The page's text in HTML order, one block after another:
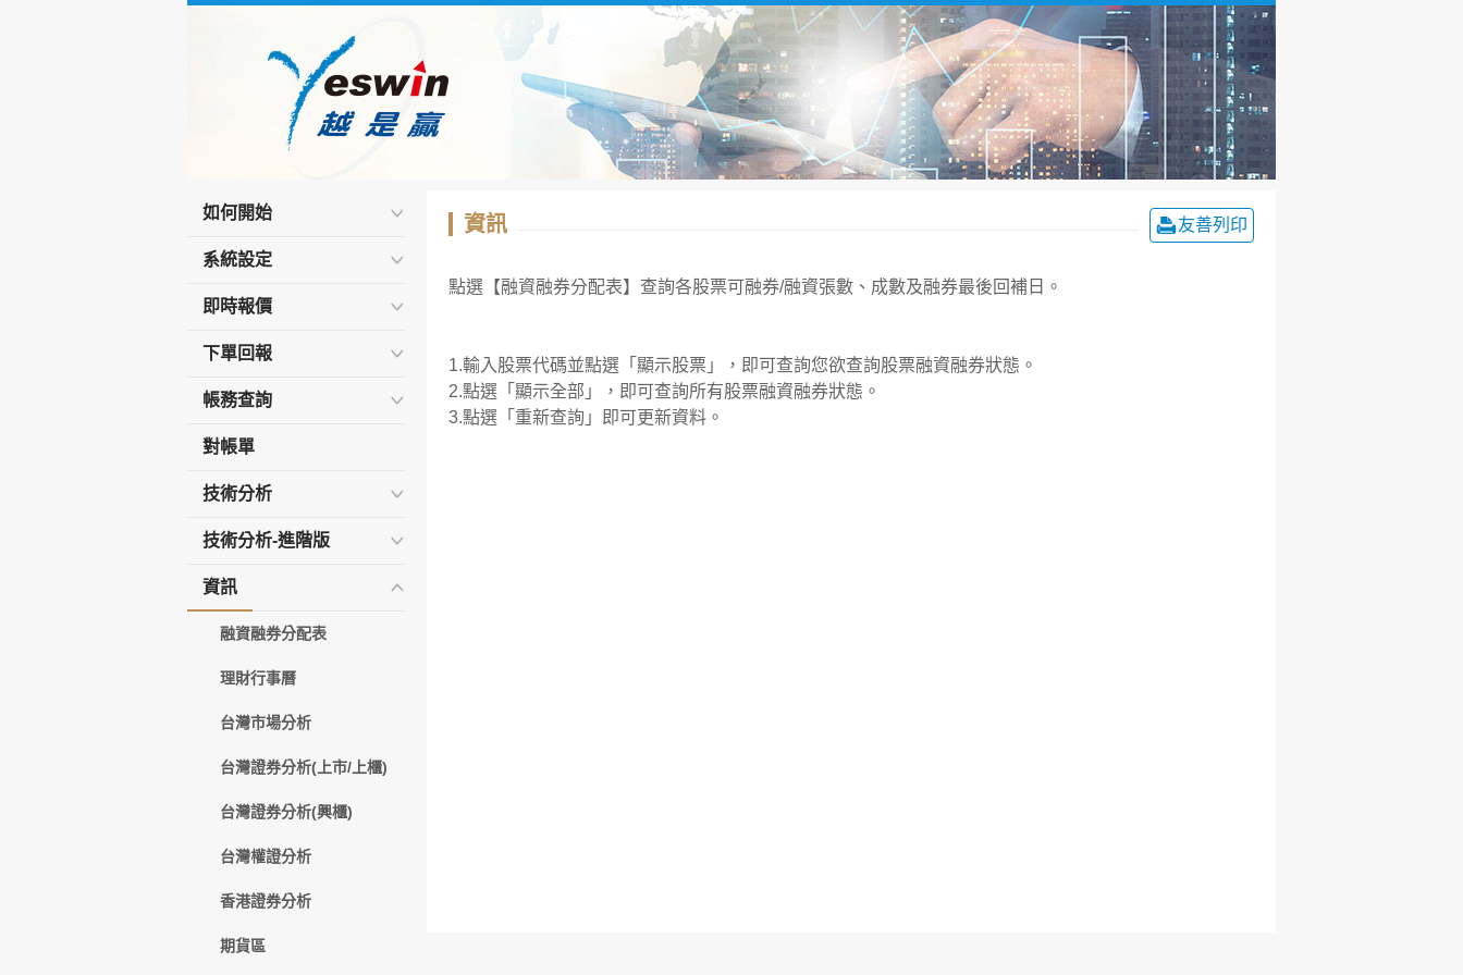
如何開始
系統設定
即時報價
下單回報
帳務查詢
對帳單
技術分析
技術分析-進階版
資訊
融資融券分配表
理財行事曆
台灣市場分析
台灣證券分析(上市/上櫃)
台灣證券分析(興櫃)
台灣權證分析
香港證券分析
期貨區
友善列印
資訊
點選【融資融券分配表】查詢各股票可融券/融資張數、成數及融券最後回補日。
1.輸入股票代碼並點選「顯示股票」，即可查詢您欲查詢股票融資融券狀態。
2.點選「顯示全部」，即可查詢所有股票融資融券狀態。
3.點選「重新查詢」即可更新資料。